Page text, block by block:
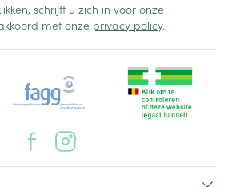
schrijft u zich in voor onze
met onze privacy policy.